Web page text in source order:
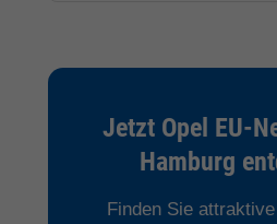
Jetzt Opel EU-
Hamburg
Finden Sie